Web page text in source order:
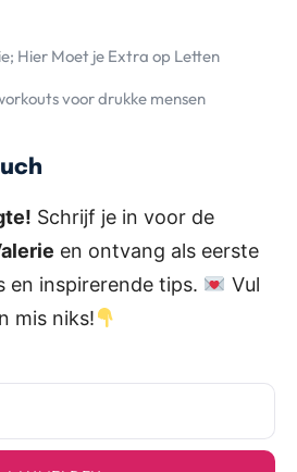
Hier Moet je Extra op Letten
voor drukke mensen
Schrijf je in voor de
en ontvang als eerste
en inspirerende tips.
Vul
mis niks!